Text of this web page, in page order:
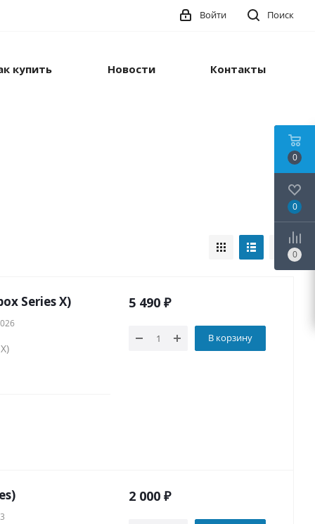
Поиск
Войти
купить Новости Контакты
Series X) 5 490 ₽
В корзину
2 000 ₽
0
0
0